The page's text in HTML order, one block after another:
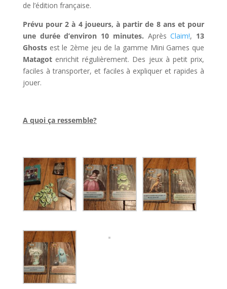
de l’édition française.
Prévu pour 2 à 4 joueurs, à partir de 8 ans et pour
une durée d’environ 10 minutes. AprèsClaim!, 13
Ghostsest le 2ème jeu de la gamme Mini Games que
Matagotenrichit régulièrement. Des jeux à petit prix,
faciles à transporter, et faciles à expliquer et rapides à
jouer.
A quoi ça ressemble?